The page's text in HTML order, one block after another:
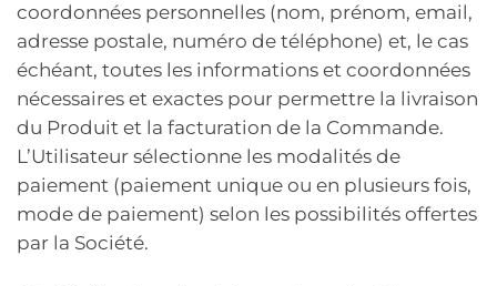
coordonnées personnelles (nom, prénom, email,
adresse postale, numéro de téléphone) et, le cas
échéant, toutes les informations et coordonnées
nécessaires et exactes pour permettre la livraison
du Produit et la facturation de la Commande.
L’Utilisateur sélectionne les modalités de
paiement (paiement unique ou en plusieurs fois,
mode de paiement) selon les possibilités offertes
par la Société.